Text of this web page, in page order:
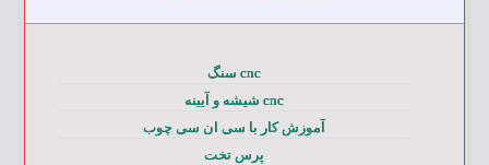
cnc سنگ
cnc شیشه و آیینه
آموزش کار با سی ان سی چوب
پرس تخت